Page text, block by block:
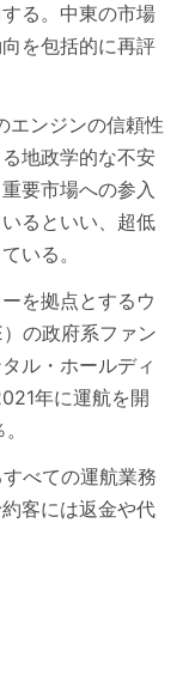
る。中東の市場
を包括的に再評
エンジンの信頼性
地政学的な不安
要市場への参入
るといい、超低
いる。
を拠点とするウ
の政府系ファン
ル・ホールディ
年に運航を開
べての運航業務
客には返金や代